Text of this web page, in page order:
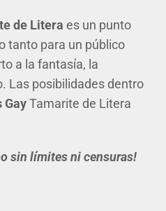
de Litera es un punto
tanto para un público
a la fantasía, la
Las posibilidades dentro
GayTamarite de Litera
sin límites ni censuras!